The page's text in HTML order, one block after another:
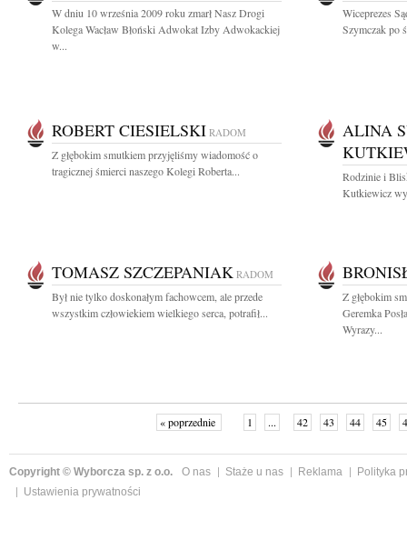
W dniu 10 września 2009 roku zmarł Nasz Drogi
Kolega Wacław Błoński Adwokat Izby Adwokackiej
w...
Wiceprezes
Szymczak po
ROBERT CIESIELSKI RADOM
Z głębokim smutkiem przyjęliśmy wiadomość o
tragicznej śmierci naszego Kolegi Roberta...
ALINA
Rodzinie i
Kutkiewicz
TOMASZ SZCZEPANIAK RADOM
Był nie tylko doskonałym fachowcem, ale przede
wszystkim człowiekiem wielkiego serca, potrafił...
Z głębokim
Geremka
Wyrazy...
« poprzednie 1 ... 42 43 44 45
Copyright © Wyborcza sp. z o.o. O nas Staże u nas Reklama
Polityka
Ustawienia prywatności